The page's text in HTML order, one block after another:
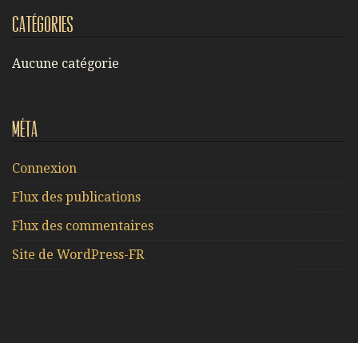
Catégories
Aucune catégorie
Méta
Connexion
Flux des publications
Flux des commentaires
Site de WordPress-FR